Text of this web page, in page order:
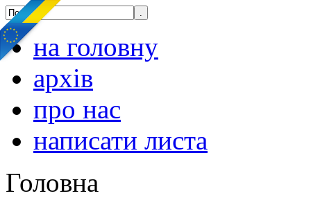
на головну
архів
про нас
написати листа
Головна